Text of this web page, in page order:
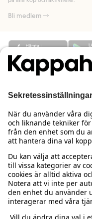
Bli medlem
Behöver du hjälp?
Kundservice
Vanliga frågor
Beställning & retur
Kontakta oss
Kappahl Club
Logga in
Kappahl Club
Medlemsvillkor
Om oss
Om Kappahl Group
Villkor & policy
Köpvillkor Sverige
Mer från oss